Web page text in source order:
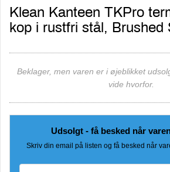
Klean Kanteen TKPro
kop i rustfri stål, Brushed
Beklager, men varen er i øjeblikket
vide hvorfor.
Udsolgt - få besked når
Skriv din email på listen og få besked når